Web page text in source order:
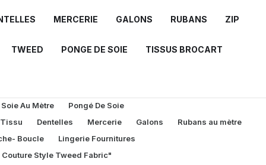
MERCERIE GALONS RUBANS ZIP
TWEED PONGE DE SOIE TISSUS BROCART
Au Mètre
Pongé De Soie
Dentelles Mercerie Galons
Rubans au mètre
Boucle
Lingerie Fournitures
Style Tweed Fabric"